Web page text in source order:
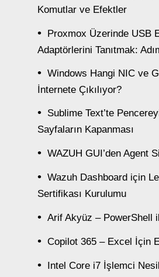
Komutlar ve Efektler
Proxmox Üzerinde USB
Adaptörlerini Tanıtmak:
Windows Hangi NIC ve
İnternete Çıkılıyor?
Sublime Text’te
Sayfaların Kapanması
WAZUH GUI’den Agent
Wazuh Dashboard için
Sertifikası Kurulumu
Arif Akyüz – PowerShell
Copilot 365 – Excel İçin
Intel Core i7 İşlemci